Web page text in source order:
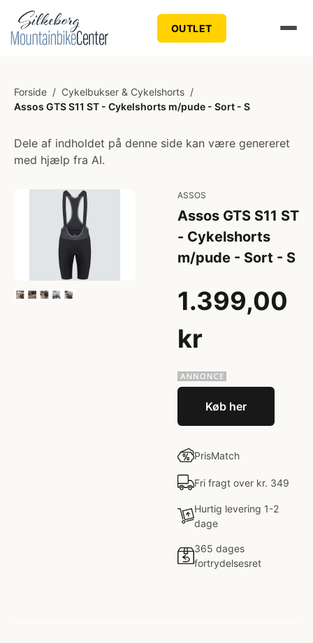
OUTLET
Forside / Cykelbukser & Cykelshorts /
Assos GTS S11 ST - Cykelshorts m/pude - Sort - S
Dele af indholdet på denne side kan være genereret
med hjælp fra AI.
ASSOS
Assos GTS S11 ST
- Cykelshorts
m/pude - Sort - S
1.399,00
kr
Køb her
PrisMatch
Fri fragt over kr. 349
Hurtig levering 1-2
dage
365 dages
fortrydelsesret